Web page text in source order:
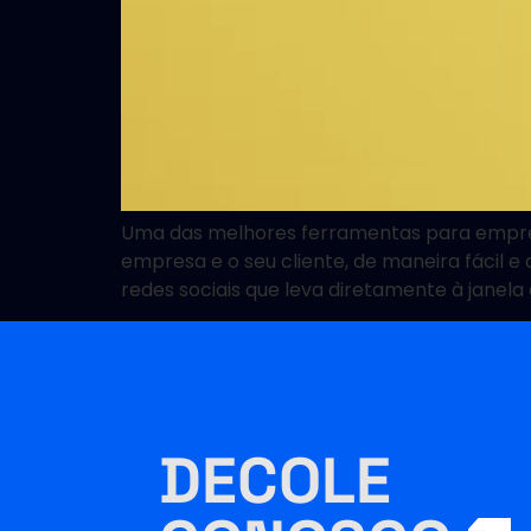
Uma das melhores ferramentas para
empresa e o seu cliente, de maneira fácil
redes sociais que leva diretamente à janela
DECOLE